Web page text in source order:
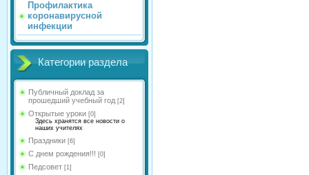
Профилактика
коронавирусной
инфекции
Категории раздела
Публичный доклад за
прошедший учебный год [2]
Открытые уроки [0]
Здесь хранятся все новости о
наших учителях
Праздники [6]
С днем рождения!!! [0]
Педсовет [1]